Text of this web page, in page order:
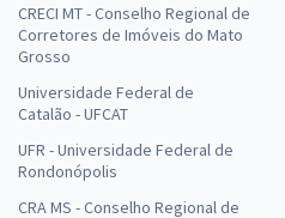
CRECI MT - Conselho Regional de
Corretores de Imóveis do Mato
Grosso
Universidade Federal de
Catalão - UFCAT
UFR - Universidade Federal de
Rondonópolis
CRA MS - Conselho Regional de